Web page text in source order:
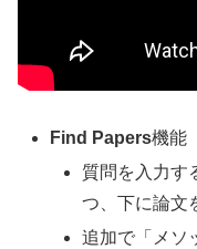
Find Papers機能
質問を入力す
つ、下に論文
追加で「メソ